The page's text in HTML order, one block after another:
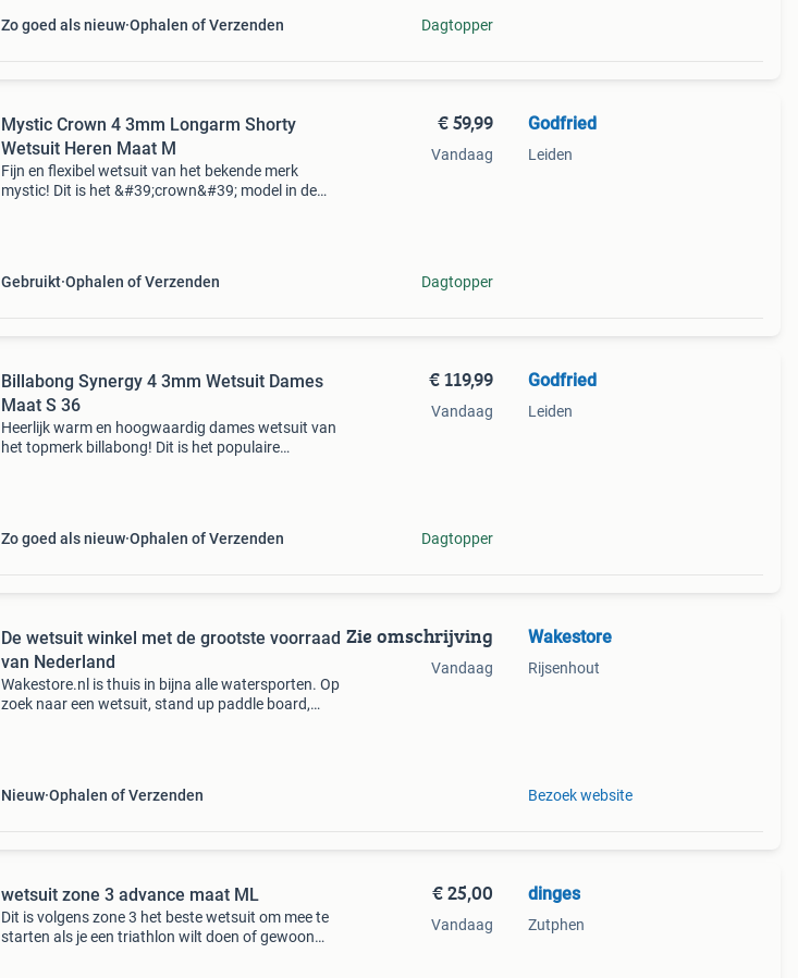
Zo goed als nieuw Ophalen of Verzenden Dagtopper
Mystic Crown 4 3mm Longarm Shorty
Wetsuit Heren Maat M
Fijn en flexibel wetsuit van het bekende merk
mystic! Dit is het &#39;crown&#39; model in de
Gebruikt Ophalen of Verzenden
€ 59,99
Vandaag
Dagtopper
Godfried
Leiden
Billabong Synergy 4 3mm Wetsuit Dames
Maat S 36
Heerlijk warm en hoogwaardig dames wetsuit van
het topmerk billabong! Dit is het populaire
Zo goed als nieuw Ophalen of Verzenden
€ 119,99
Vandaag
Dagtopper
Godfried
Leiden
De wetsuit winkel met de grootste voorraad
van Nederland
Wakestore.nl is thuis in bijna alle watersporten. Op
zoek naar een wetsuit, stand up paddle board,
Nieuw Ophalen of Verzenden
Zie omschrijving
Vandaag
Wakestore
Rijsenhout
Bezoek website
wetsuit zone 3 advance maat ML
Dit is volgens zone 3 het beste wetsuit om mee te
starten als je een triathlon wilt doen of gewoon
€ 25,00
Vandaag
dinges
Zutphen